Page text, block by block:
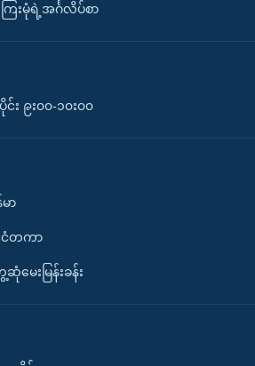
ေးမုံရဲ့အင်္ဂလိပ်စာ
း ၉း၀၀-၁၀း၀၀
မာ
ငံတကာ
မေးမြန်းခန်း